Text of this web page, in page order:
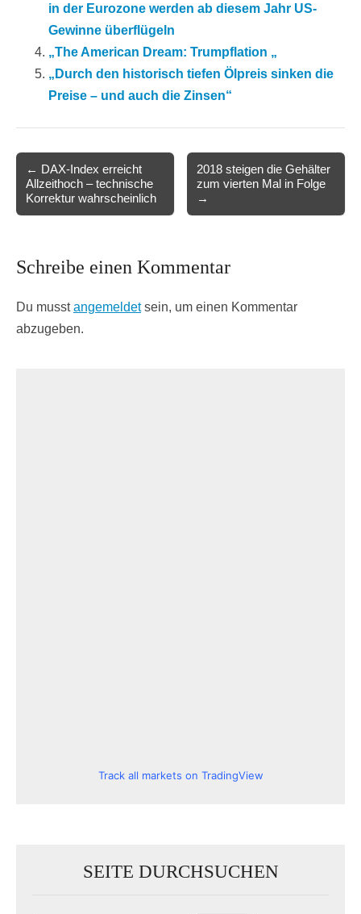
in der Eurozone werden ab diesem Jahr US-
Gewinne überflügeln
„The American Dream: Trumpflation „
„Durch den historisch tiefen Ölpreis sinken die
Preise – und auch die Zinsen“
navigation
← DAX-Index erreicht
Allzeithoch – technische
Korrektur wahrscheinlich
2018 steigen die Gehälter
zum vierten Mal in Folge
→
Schreibe einen Kommentar
Du musstangemeldetsein, um einen Kommentar
abzugeben.
Track all markets on TradingView
SEITE DURCHSUCHEN